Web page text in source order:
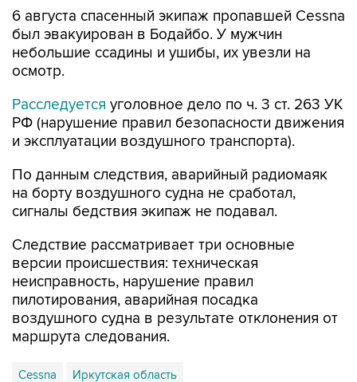
6 августа спасенный экипаж пропавшей Cessna
был эвакуирован в Бодайбо. У мужчин
небольшие ссадины и ушибы, их увезли на
осмотр.
Расследуется уголовное дело по ч. 3 ст. 263 УК
РФ (нарушение правил безопасности движения
и эксплуатации воздушного транспорта).
По данным следствия, аварийный радиомаяк
на борту воздушного судна не сработал,
сигналы бедствия экипаж не подавал.
Следствие рассматривает три основные
версии происшествия: техническая
неисправность, нарушение правил
пилотирования, аварийная посадка
воздушного судна в результате отклонения от
маршрута следования.
Cessna Иркутская область